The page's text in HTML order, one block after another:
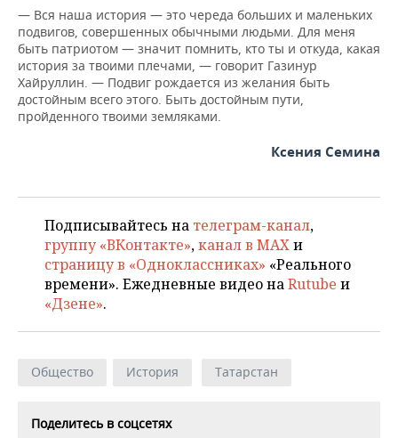
— Вся наша история — это череда больших и маленьких
подвигов, совершенных обычными людьми. Для меня
быть патриотом — значит помнить, кто ты и откуда, какая
история за твоими плечами, — говорит Газинур
Хайруллин. — Подвиг рождается из желания быть
достойным всего этого. Быть достойным пути,
пройденного твоими земляками.
Ксения Семина
Подписывайтесь на телеграм-канал,
группу «ВКонтакте»,канал в MAXи
страницу в «Одноклассниках» «Реального
времени». Ежедневные видео наRutube и
«Дзене».
Общество История Татарстан
Поделитесь в соцсетях